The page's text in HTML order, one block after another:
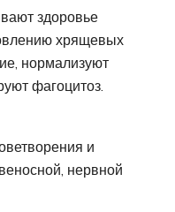
здоровье
хрящевых
нормализуют
фагоцитоз.
и
нервной